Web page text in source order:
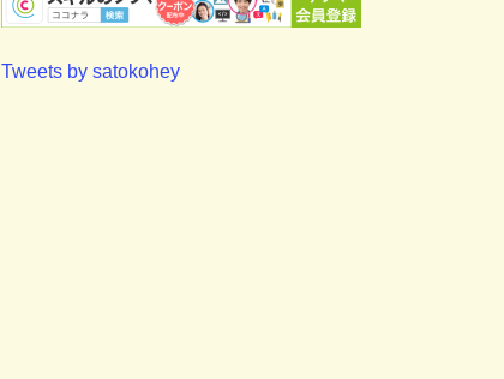
Tweets by satokohey